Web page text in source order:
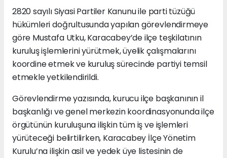
2820 sayılı Siyasi Partiler Kanunu ile parti tüzüğü
hükümleri doğrultusunda yapılan görevlendirmeye
göre Mustafa Utku, Karacabey’de ilçe teşkilatının
kuruluş işlemlerini yürütmek, üyelik çalışmalarını
koordine etmek ve kuruluş sürecinde partiyi temsil
etmekle yetkilendirildi.
Görevlendirme yazısında, kurucu ilçe başkanının il
başkanlığı ve genel merkezin koordinasyonunda ilçe
örgütünün kuruluşuna ilişkin tüm iş ve işlemleri
yürüteceği belirtilirken, Karacabey İlçe Yönetim
Kurulu’na ilişkin asil ve yedek üye listesinin de